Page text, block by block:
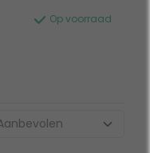
Op voorraad